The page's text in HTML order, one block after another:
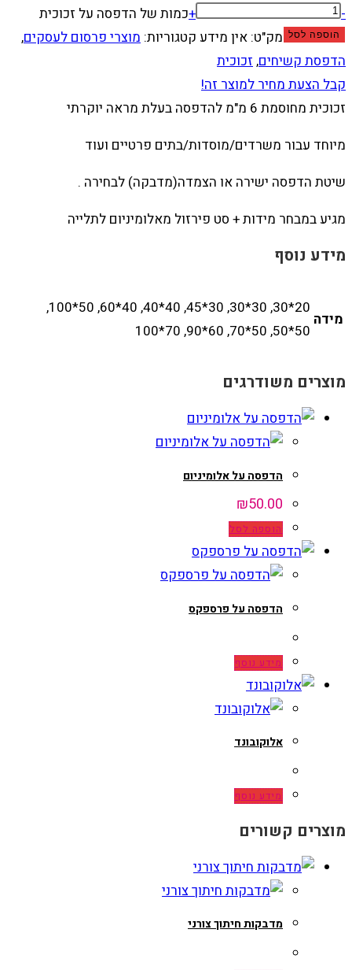
כמות של הדפסה על זכוכית
-
+
הוספה לסל מק"ט: אין מידע קטגוריות: מוצרי פרסום לעסקים,
הדפסת קשיחים, זכוכית
קבל הצעת מחיר למוצר זה!
זכוכית מחוסמת 6 מ"מ להדפסה בעלת מראה יוקרתי
מיוחד עבור משרדים/מוסדות/בתים פרטיים ועוד
שיטת הדפסה ישירה או הצמדה(מדבקה) לבחירה .
מגיע במבחר מידות + סט פירזול מאלומיניום לתלייה
מידע נוסף
מידה
20*30, 30*30, 30*45, 40*40, 40*60, 50*100,
50*50, 50*70, 60*90, 70*100
מוצרים משודרגים
הדפסה על אלומיניום
₪50.00
הוספה לסל
הדפסה על פרספקס
מידע נוסף
אלוקובונד
מידע נוסף
מוצרים קשורים
מדבקות חיתוך צורני